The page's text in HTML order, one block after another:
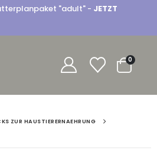
"adult" - JETZT
0
ZUR HAUSTIERERNAEHRUNG